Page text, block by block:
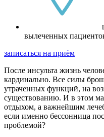
вылеченных
записаться на приём
После инсульта жизнь
кардинально. Все силы
утраченных функций, на
существованию. И в этом
отдыхом, а важнейшим
если именно бессонница
проблемой?